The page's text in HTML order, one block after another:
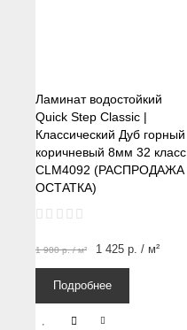
Ламинат водостойкий
Quick Step Classic |
Классический Дуб горный
коричневый 8мм 32 класс
CLM4092 (РАСПРОДАЖА
ОСТАТКА)
1 900р./ м² 1 425 р. / м²
Подробнее